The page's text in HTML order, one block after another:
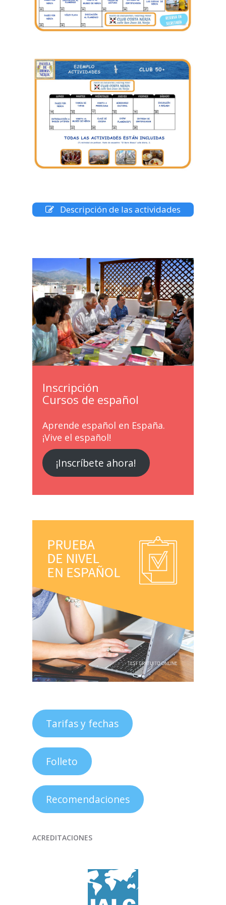
Descripción de las actividades
Inscripción
Cursos de español
Aprende español en España.
¡Vive el español!
¡Inscríbete ahora!
Tarifas y fechas
Folleto
Recomendaciones
ACREDITACIONES